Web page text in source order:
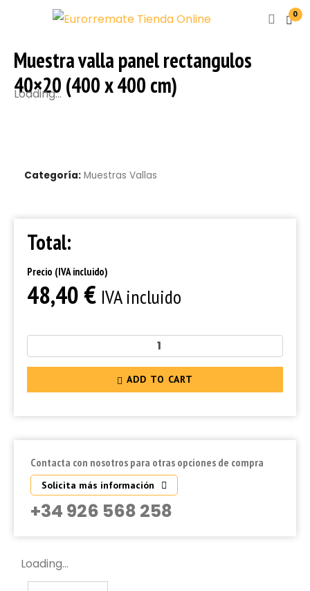
0
Muestra valla panel rectangulos
40×20 (400 x 400 cm)
Loading...
Categoría: Muestras Vallas
Total:
Precio (IVA incluido)
48,40€ IVA incluido
ADD TO CART
Contacta con nosotros para otras opciones de compra
Solicita más información
+34 926 568 258
Loading...